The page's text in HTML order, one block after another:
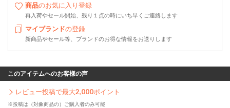
商品のお気に入り登録
再入荷やセール開始、残り１点の時にいち早くご連絡します
マイブランドの登録
新商品やセール等、ブランドのお得な情報をお送りします
このアイテムへのお客様の声
レビュー投稿で最大2,000ポイント
※投稿は（対象商品の）ご購入者のみ可能